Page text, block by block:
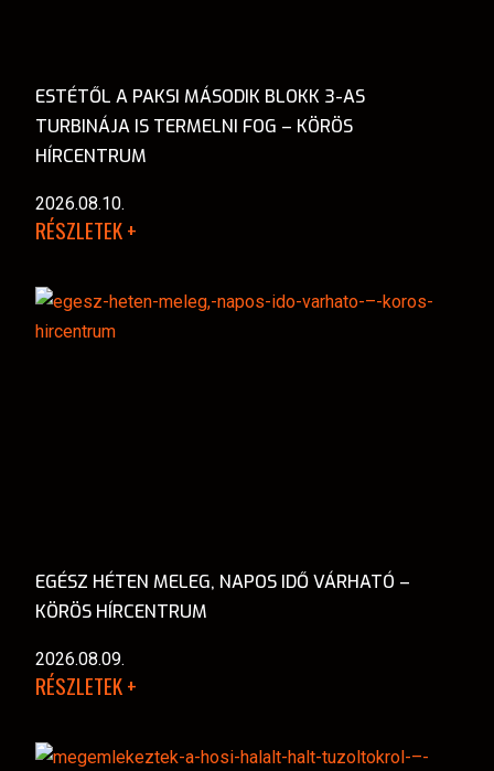
ESTÉTŐL A PAKSI MÁSODIK BLOKK 3-AS
TURBINÁJA IS TERMELNI FOG – KÖRÖS
HÍRCENTRUM
2026.08.10.
RÉSZLETEK +
EGÉSZ HÉTEN MELEG, NAPOS IDŐ VÁRHATÓ –
KÖRÖS HÍRCENTRUM
2026.08.09.
RÉSZLETEK +